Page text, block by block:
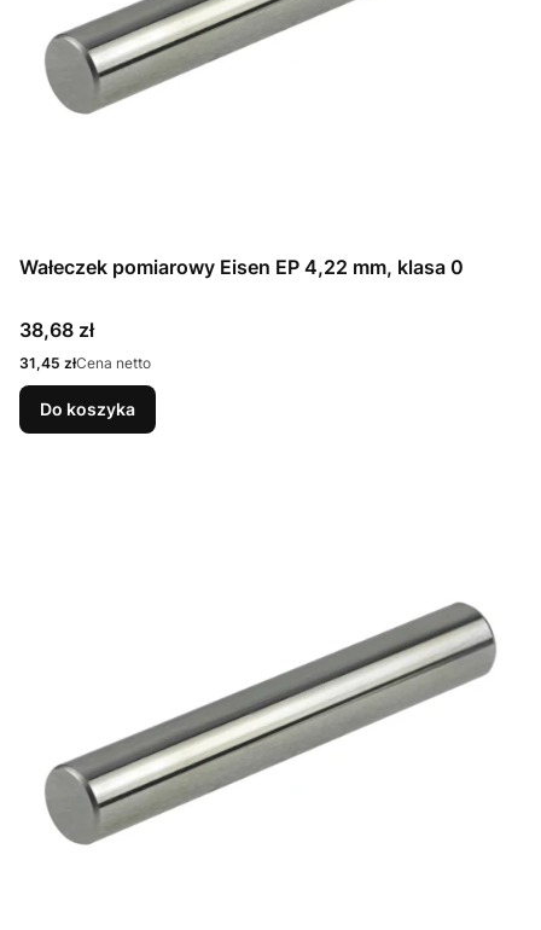
Wałeczek pomiarowy Eisen EP 4,22 mm, klasa 0
Cena
38,68 zł
Cena
31,45 złCena netto
Do koszyka